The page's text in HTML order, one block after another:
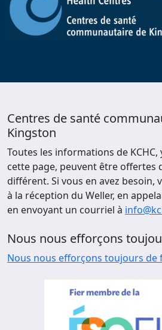
Centres de santé
Kingston
Toutes les informations de
cette page, peuvent être offertes
différent. Si vous en avez besoin,
à la réception du Weller, en
en envoyant un courriel à
Nous nous efforçons
Nous nous efforçons toujours de